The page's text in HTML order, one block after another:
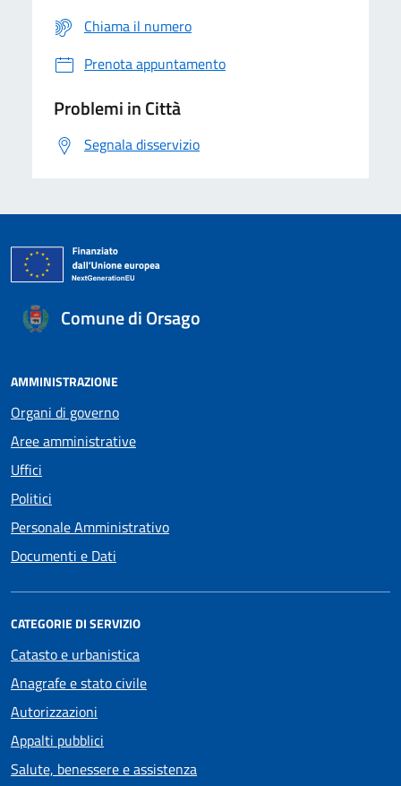
Chiama il numero
Prenota appuntamento
Problemi in Città
Segnala disservizio
Comune di Orsago
AMMINISTRAZIONE
Organi di governo
Aree amministrative
Uffici
Politici
Personale Amministrativo
Documenti e Dati
CATEGORIE DI SERVIZIO
Catasto e urbanistica
Anagrafe e stato civile
Autorizzazioni
Appalti pubblici
Salute, benessere e assistenza